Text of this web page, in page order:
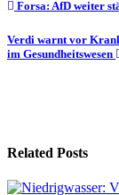
Forsa: AfD weiter
Verdi warnt vor
im Gesundheitswesen
Related Posts